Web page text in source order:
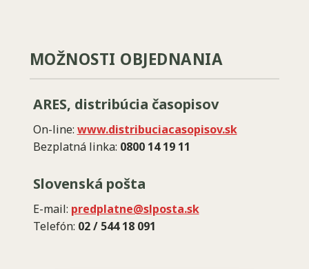
MOŽNOSTI OBJEDNANIA
ARES, distribúcia časopisov
On-line: www.distribuciacasopisov.sk
Bezplatná linka: 0800 14 19 11
Slovenská pošta
E-mail: predplatne@slposta.sk
Telefón: 02 / 544 18 091